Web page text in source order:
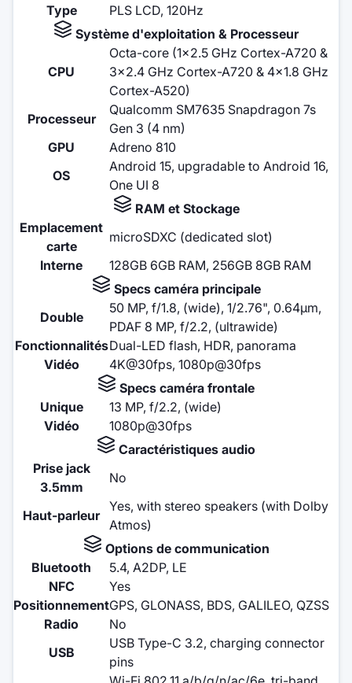
Type
PLS LCD, 120Hz
Système d'exploitation & Processeur
CPU
Octa-core (1x2.5 GHz Cortex-A720 &
3x2.4 GHz Cortex-A720 & 4x1.8 GHz
Cortex-A520)
Processeur
Qualcomm SM7635 Snapdragon 7s
Gen 3 (4 nm)
GPU
Adreno 810
OS
Android 15, upgradable to Android 16,
One UI 8
RAM et Stockage
Emplacement
carte
microSDXC (dedicated slot)
Interne
128GB 6GB RAM, 256GB 8GB RAM
Specs caméra principale
Double
50 MP, f/1.8, (wide), 1/2.76", 0.64µm,
PDAF 8 MP, f/2.2, (ultrawide)
FonctionnalitésDual-LED flash, HDR, panorama
Vidéo
4K@30fps, 1080p@30fps
Specs caméra frontale
Unique
13 MP, f/2.2, (wide)
Vidéo
1080p@30fps
Caractéristiques audio
Prise jack
3.5mm
No
Haut-parleur
Yes, with stereo speakers (with Dolby
Atmos)
Options de communication
Bluetooth
5.4, A2DP, LE
NFC
Yes
PositionnementGPS, GLONASS, BDS, GALILEO, QZSS
Radio
No
USB
USB Type-C 3.2, charging connector
pins